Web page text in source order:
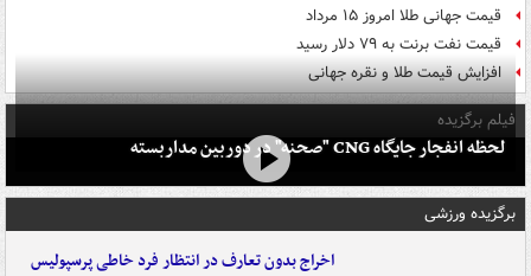
قیمت جهانی طلا امروز ۱۵ مرداد
قیمت نفت برنت به ۷۹ دلار رسید
افزایش قیمت طلا و نقره جهانی
فیلم برگزیده
لحظه انفجار جایگاه CNG "صحنه" در دوربین مداربسته
برگزیده ورزشی
اخراج بدون تعارف در انتظار فرد خاطی پرسپولیس